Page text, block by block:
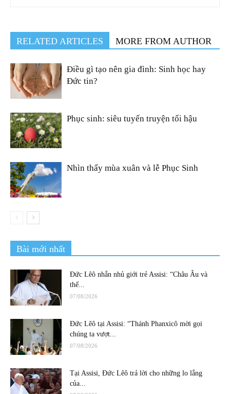
RELATED ARTICLES MORE FROM AUTHOR
Điều gì tạo nên gia đình: Sinh học hay
Đức tin?
Phục sinh: siêu tuyến truyện tối hậu
Nhìn thấy mùa xuân và lễ Phục Sinh
Bài mới nhất
Đức Lêô nhắn nhủ giới trẻ Assisi: “Châu Âu và
thế...
07/08/2026
Đức Lêô tại Assisi: “Thánh Phanxicô mời gọi
chúng ta vượt...
07/08/2026
Tại Assisi, Đức Lêô trả lời cho những lo lắng
của...